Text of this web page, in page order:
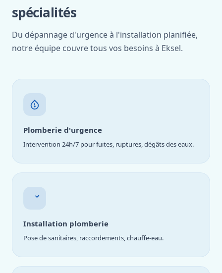
spécialités
Du dépannage d'urgence à l'installation planifiée,
notre équipe couvre tous vos besoins à Eksel.
Plomberie d'urgence
Intervention 24h/7 pour fuites, ruptures, dégâts des eaux.
Installation plomberie
Pose de sanitaires, raccordements, chauffe-eau.